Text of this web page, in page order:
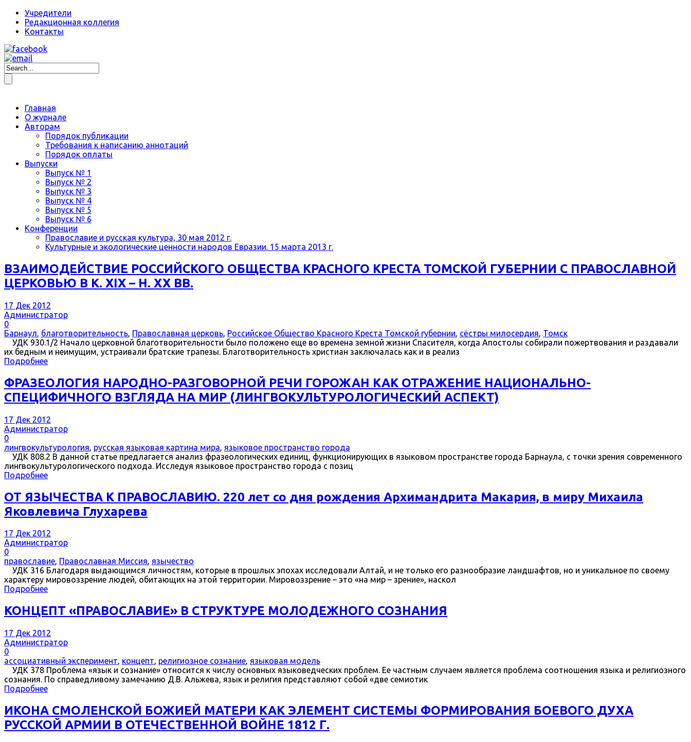
Учредители
Редакционная коллегия
Контакты
Главная
О журнале
Авторам
Порядок публикации
Требования к написанию аннотаций
Порядок оплаты
Выпуски
Выпуск № 1
Выпуск № 2
Выпуск № 3
Выпуск № 4
Выпуск № 5
Выпуск № 6
Конференции
Православие и русская культура, 30 мая 2012 г.
Культурные и экологические ценности народов Евразии. 15 марта 2013 г.
ВЗАИМОДЕЙСТВИЕ РОССИЙСКОГО ОБЩЕСТВА КРАСНОГО КРЕСТА ТОМСКОЙ ГУБЕРНИИ С ПРАВОСЛАВНОЙ
ЦЕРКОВЬЮ В К. XIX – Н. XX ВВ.
17 Дек 2012
Администратор
0
Барнаул, благотворительность, Православная церковь, Российское Общество Красного Креста Томской губернии, сёстры милосердия, Томск
УДК 930.1/2 Начало церковной благотворительности было положено еще во времена земной жизни Спасителя, когда Апостолы собирали пожертвования и раздавали
их бедным и неимущим, устраивали братские трапезы. Благотворительность христиан заключалась как и в реализ
Подробнее
ФРАЗЕОЛОГИЯ НАРОДНО-РАЗГОВОРНОЙ РЕЧИ ГОРОЖАН КАК ОТРАЖЕНИЕ НАЦИОНАЛЬНО-
СПЕЦИФИЧНОГО ВЗГЛЯДА НА МИР (ЛИНГВОКУЛЬТУРОЛОГИЧЕСКИЙ АСПЕКТ)
17 Дек 2012
Администратор
0
лингвокультурология, русская языковая картина мира, языковое пространство города
УДК 808.2 В данной статье предлагается анализ фразеологических единиц, функционирующих в языковом пространстве города Барнаула, с точки зрения современного
лингвокультурологического подхода. Исследуя языковое пространство города с позиц
Подробнее
ОТ ЯЗЫЧЕСТВА К ПРАВОСЛАВИЮ. 220 лет со дня рождения Архимандрита Макария, в миру Михаила
Яковлевича Глухарева
17 Дек 2012
Администратор
0
православие, Православная Миссия, язычество
УДК 316 Благодаря выдающимся личностям, которые в прошлых эпохах исследовали Алтай, и не только его разнообразие ландшафтов, но и уникальное по своему
характеру мировоззрение людей, обитающих на этой территории. Мировоззрение – это «на мир – зрение», наскол
Подробнее
КОНЦЕПТ «ПРАВОСЛАВИЕ» В СТРУКТУРЕ МОЛОДЕЖНОГО СОЗНАНИЯ
17 Дек 2012
Администратор
0
ассоциативный эксперимент, концепт, религиозное сознание, языковая модель
УДК 378 Проблема «язык и сознание» относится к числу основных языковедческих проблем. Ее частным случаем является проблема соотношения языка и религиозного
сознания. По справедливому замечанию Д.В. Альжева, язык и религия представляют собой «две семиотик
Подробнее
ИКОНА СМОЛЕНСКОЙ БОЖИЕЙ МАТЕРИ КАК ЭЛЕМЕНТ СИСТЕМЫ ФОРМИРОВАНИЯ БОЕВОГО ДУХА
РУССКОЙ АРМИИ В ОТЕЧЕСТВЕННОЙ ВОЙНЕ 1812 Г.